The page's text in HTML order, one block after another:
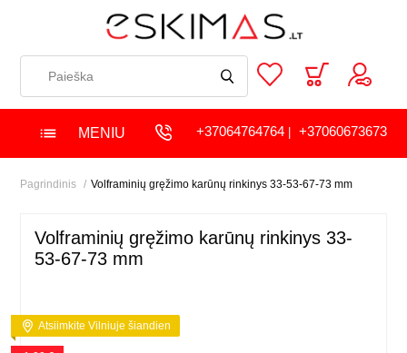
MENIU +37064764764| +37060673673
Pagrindinis Volframinių gręžimo karūnų rinkinys 33-53-67-73 mm
Volframinių gręžimo karūnų rinkinys 33-
53-67-73 mm
Atsiimkite Vilniuje šiandien